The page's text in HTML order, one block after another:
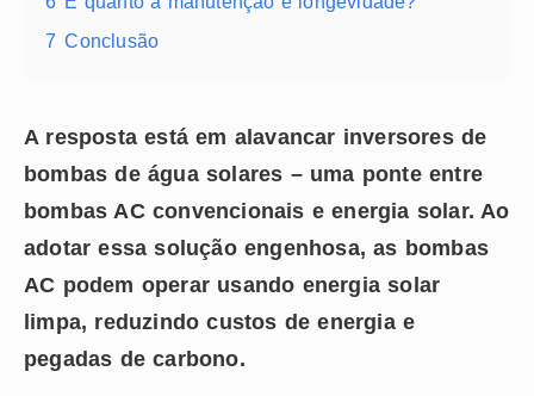
7 Conclusão
A resposta está em alavancar inversores de
bombas de água solares – uma ponte entre
bombas AC convencionais e energia solar. Ao
adotar essa solução engenhosa, as bombas
AC podem operar usando energia solar
limpa, reduzindo custos de energia e
pegadas de carbono.